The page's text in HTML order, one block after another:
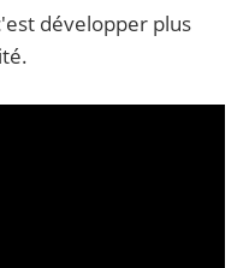
développer plus